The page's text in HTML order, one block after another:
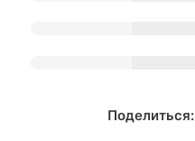
Поделиться: